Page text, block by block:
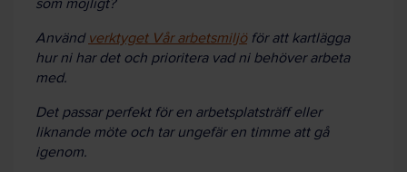
som möjligt?
Använd verktyget Vår arbetsmiljöför att kartlägga
hur ni har det och prioritera vad ni behöver arbeta
med.
Det passar perfekt för en arbetsplatsträff eller
liknande möte och tar ungefär en timme att gå
igenom.